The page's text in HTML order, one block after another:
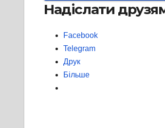
Надіслати
Facebook
Telegram
Друк
Більше